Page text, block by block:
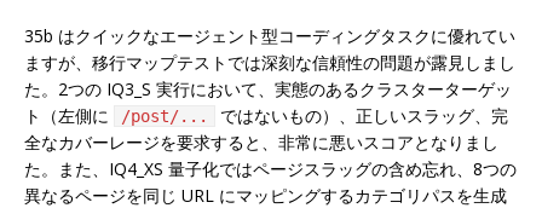
35b はクイックなエージェント型コーディングタスクに優れてい
ますが、移行マップテストでは深刻な信頼性の問題が露見しまし
た。2つの IQ3_S 実行において、実態のあるクラスターターゲッ
ト（左側に
/post/...
ではないもの）、正しいスラッグ、完
全なカバーレージを要求すると、非常に悪いスコアとなりまし
た。また、IQ4_XS 量子化ではページスラッグの含め忘れ、8つの
異なるページを同じ URL にマッピングするカテゴリパスを生成